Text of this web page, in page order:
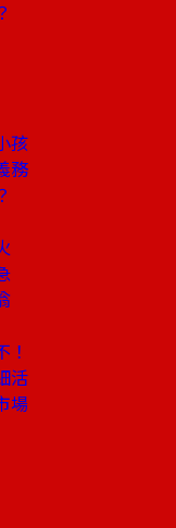
孩
務
活
場